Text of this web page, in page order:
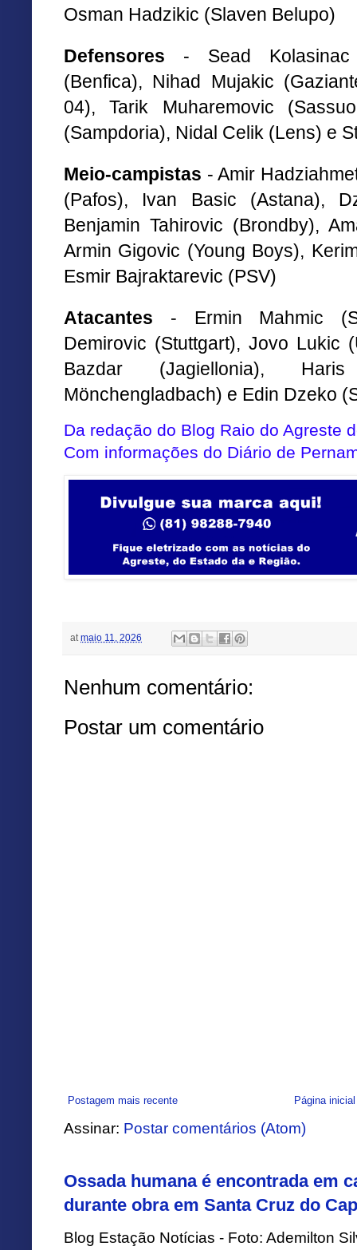
Osman Hadzikic (Slaven Belupo)
Defensores - Sead Kolasinac
(Benfica), Nihad Mujakic
04), Tarik Muharemovic
(Sampdoria), Nidal Celik (Lens) e
Meio-campistas - Amir
(Pafos), Ivan Basic (Astana),
Benjamin Tahirovic (Brondby),
Armin Gigovic (Young Boys),
Esmir Bajraktarevic (PSV)
Atacantes - Ermin Mahmic
Demirovic (Stuttgart), Jovo Lukic
Bazdar (Jagiellonia),
Mönchengladbach) e Edin Dzeko
Da redação do Blog Raio do Agreste
Com informações do Diário de
at maio 11, 2026
Nenhum comentário:
Postar um comentário
Postagem mais recente Página inicial
Assinar: Postar comentários (Atom)
Ossada humana é encontrada em
durante obra em Santa Cruz do
Blog Estação Notícias - Foto: Ademilton